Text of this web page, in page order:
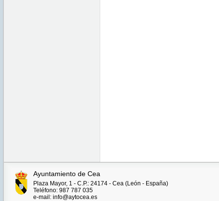
Ayuntamiento de Cea
Plaza Mayor, 1 - C.P.: 24174 - Cea (León - España)
Teléfono: 987 787 035
e-mail: info@aytocea.es